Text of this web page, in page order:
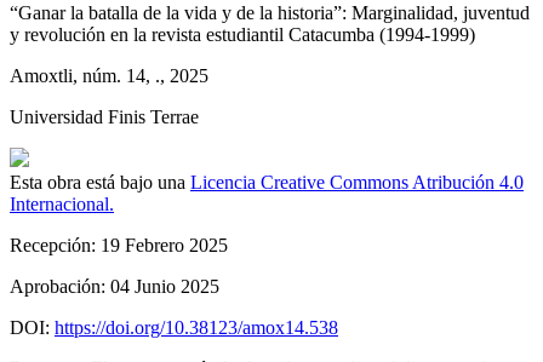
“Ganar la batalla de la vida y de la historia”: Marginalidad, juventud
y revolución en la revista estudiantil Catacumba (1994-1999)
Amoxtli, núm. 14, ., 2025
Universidad Finis Terrae
Esta obra está bajo una Licencia Creative Commons Atribución 4.0
Internacional.
Recepción: 19 Febrero 2025
Aprobación: 04 Junio 2025
DOI: https://doi.org/10.38123/amox14.538